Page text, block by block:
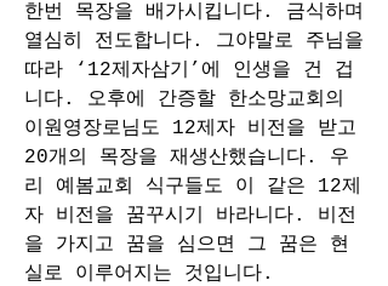
한번 목장을 배가시킵니다. 금식하며
열심히 전도합니다. 그야말로 주님을
따라 ‘12제자삼기’에 인생을 건 겁
니다. 오후에 간증할 한소망교회의
이원영장로님도 12제자 비전을 받고
20개의 목장을 재생산했습니다. 우
리 예봄교회 식구들도 이 같은 12제
자 비전을 꿈꾸시기 바라니다. 비전
을 가지고 꿈을 심으면 그 꿈은 현
실로 이루어지는 것입니다.